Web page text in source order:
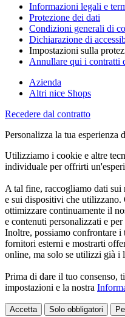
Informazioni legali e
Protezione dei dati
Condizioni generali di
Dichiarazione di
Impostazioni sulla
Annullare qui i contratti
Azienda
Altri nice Shops
Recedere dal contratto
Personalizza la tua esperienza
Utilizziamo i cookie e altre
individuale per offrirti
A tal fine, raccogliamo dati
e sui dispositivi che
ottimizzare continuamente il
e contenuti personalizzati e
Inoltre, possiamo confrontare
fornitori esterni e mostrarti
online, ma solo se utilizzi già i
Prima di dare il tuo consenso,
impostazioni e la nostra
Accetta Solo obbligatori